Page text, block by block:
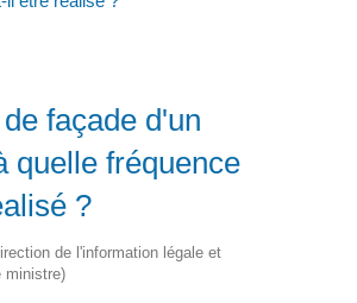
façade d'un
quelle fréquence
?
de l'information légale et
ministre)